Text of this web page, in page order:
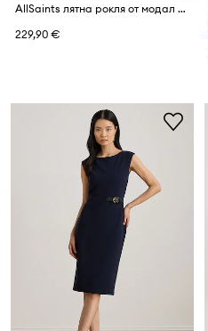
AllSaints лятна рокля от модал LAUREN
229,90 €